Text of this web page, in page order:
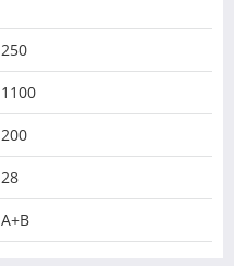
250
1100
200
28
A+B